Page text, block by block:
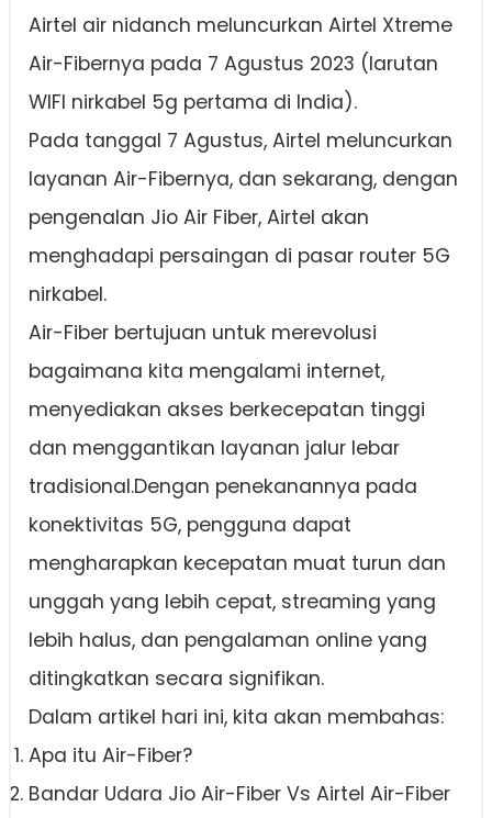
Airtel air nidanch meluncurkan Airtel Xtreme
Air-Fibernya pada 7 Agustus 2023 (larutan
WIFI nirkabel 5g pertama di India).
Pada tanggal 7 Agustus, Airtel meluncurkan
layanan Air-Fibernya, dan sekarang, dengan
pengenalan Jio Air Fiber, Airtel akan
menghadapi persaingan di pasar router 5G
nirkabel.
Air-Fiber bertujuan untuk merevolusi
bagaimana kita mengalami internet,
menyediakan akses berkecepatan tinggi
dan menggantikan layanan jalur lebar
tradisional.Dengan penekanannya pada
konektivitas 5G, pengguna dapat
mengharapkan kecepatan muat turun dan
unggah yang lebih cepat, streaming yang
lebih halus, dan pengalaman online yang
ditingkatkan secara signifikan.
Dalam artikel hari ini, kita akan membahas:
Apa itu Air-Fiber?
Bandar Udara Jio Air-Fiber Vs Airtel Air-Fiber